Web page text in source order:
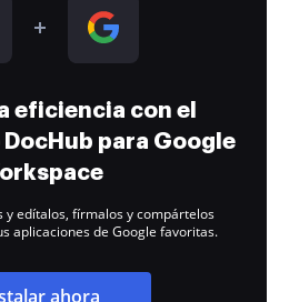
eficiencia con el
para Google
y edítalos, fírmalos y compártelos
aplicaciones de Google favoritas.
ahora